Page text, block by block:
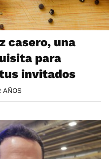
casero, una
para
invitados
AÑOS